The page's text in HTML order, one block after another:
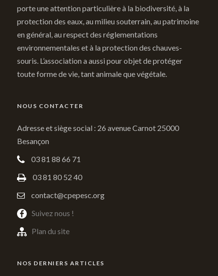
porte une attention particulière à la biodiversité, à la
protection des eaux, au milieu souterrain, au patrimoine
en général, au respect des réglementations
environnementales et à la protection des chauves-
souris. L’association a aussi pour objet de protéger
toute forme de vie, tant animale que végétale.
NOUS CONTACTER
Adresse et siège social : 26 avenue Carnot 25000
Besançon
03 81 88 66 71
03 81 80 52 40
contact@cpepesc.org
Suivez nous !
Plan du site
NOS DERNIERS ARTICLES